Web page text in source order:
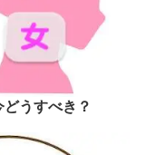
うすべき？